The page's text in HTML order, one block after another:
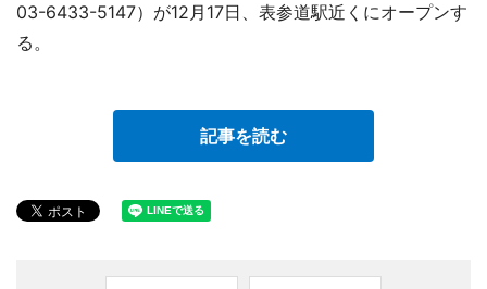
03-6433-5147）が12月17日、表参道駅近くにオープンす
る。
記事を読む